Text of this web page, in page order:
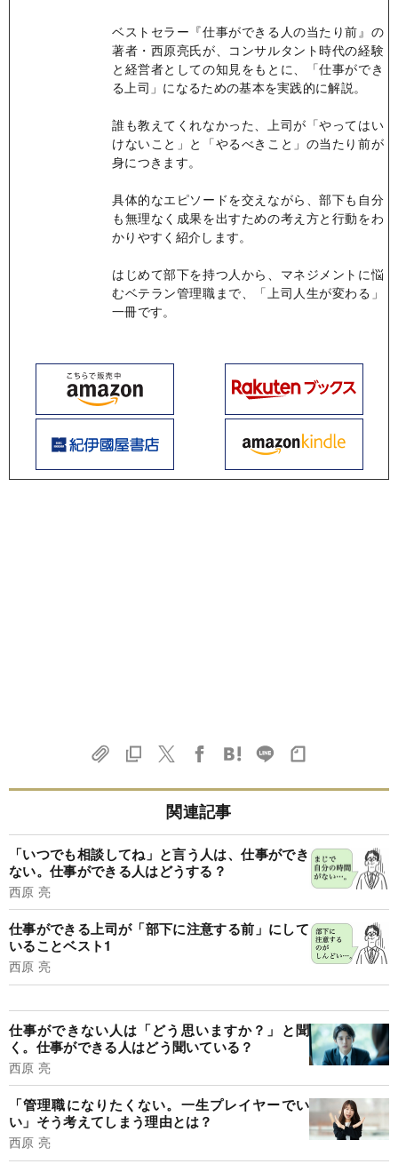
ベストセラー『仕事ができる人の当たり前』の
著者・西原亮氏が、コンサルタント時代の経験
と経営者としての知見をもとに、「仕事ができ
る上司」になるための基本を実践的に解説。
誰も教えてくれなかった、上司が「やってはい
けないこと」と「やるべきこと」の当たり前が
身につきます。
具体的なエピソードを交えながら、部下も自分
も無理なく成果を出すための考え方と行動をわ
かりやすく紹介します。
はじめて部下を持つ人から、マネジメントに悩
むベテラン管理職まで、「上司人生が変わる」
一冊です。
関連記事
「いつでも相談してね」と言う人は、仕事ができ
ない。仕事ができる人はどうする？
西原 亮
仕事ができる上司が「部下に注意する前」にして
いることベスト1
西原 亮
仕事ができない人は「どう思いますか？」と聞
く。仕事ができる人はどう聞いている？
西原 亮
「管理職になりたくない。一生プレイヤーでい
い」そう考えてしまう理由とは？
西原 亮